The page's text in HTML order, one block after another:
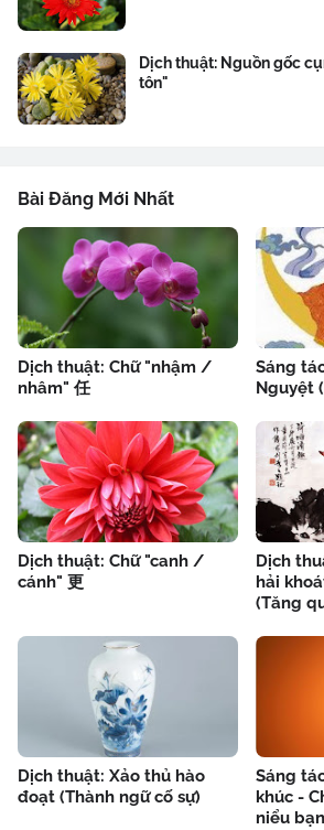
Dịch thuật: Nguồn gốc
tôn"
Bài Đăng Mới Nhất
Dịch thuật: Chữ "nhậm /
nhâm" 任
Sáng
Nguyệt
Dịch thuật: Chữ "canh /
cánh" 更
Dịch
hải
(Tăng
Dịch thuật: Xảo thủ hào
đoạt (Thành ngữ cố sự)
Sáng
khúc -
niểu